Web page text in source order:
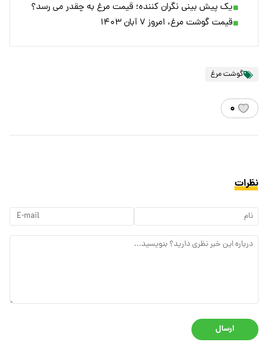
یک پیش بینی نگران کننده؛ قیمت مرغ به چقدر می رسد؟
قیمت گوشت مرغ، امروز ۷ آبان ۱۴۰۳
گوشت مرغ
۰
نظرات
ارسال